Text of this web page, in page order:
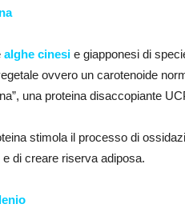
alghe cinesi e giapponesi di
ovvero un carotenoide
una proteina disaccopiante
stimola il processo di
di creare riserva adiposa.